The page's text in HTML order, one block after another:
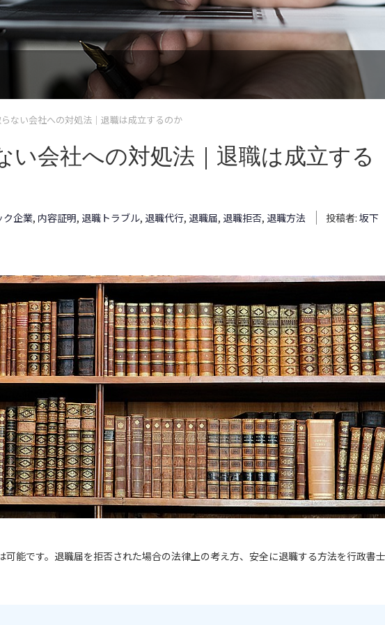
ない会社への対処法｜退職は成立するのか
い会社への対処法｜退職は成立する
ク企業, 内容証明, 退職トラブル, 退職代行, 退職届, 退職拒否, 退職方法 投稿者: 坂
能です。退職届を拒否された場合の法律上の考え方、安全に退職する方法を行政書